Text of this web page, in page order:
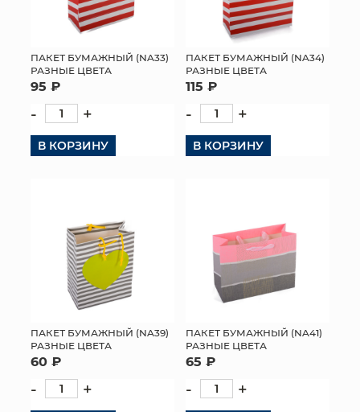
ПАКЕТ БУМАЖНЫЙ (NA33)
РАЗНЫЕ ЦВЕТА
95 ₽
- +
В КОРЗИНУ
ПАКЕТ БУМАЖНЫЙ (NA34)
РАЗНЫЕ ЦВЕТА
115 ₽
- +
В КОРЗИНУ
ПАКЕТ БУМАЖНЫЙ (NA39)
РАЗНЫЕ ЦВЕТА
60 ₽
- +
ПАКЕТ БУМАЖНЫЙ (NA41)
РАЗНЫЕ ЦВЕТА
65 ₽
- +